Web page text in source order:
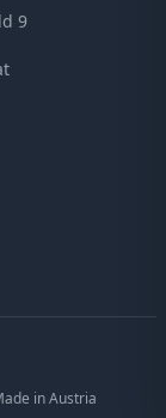
9
in Austria